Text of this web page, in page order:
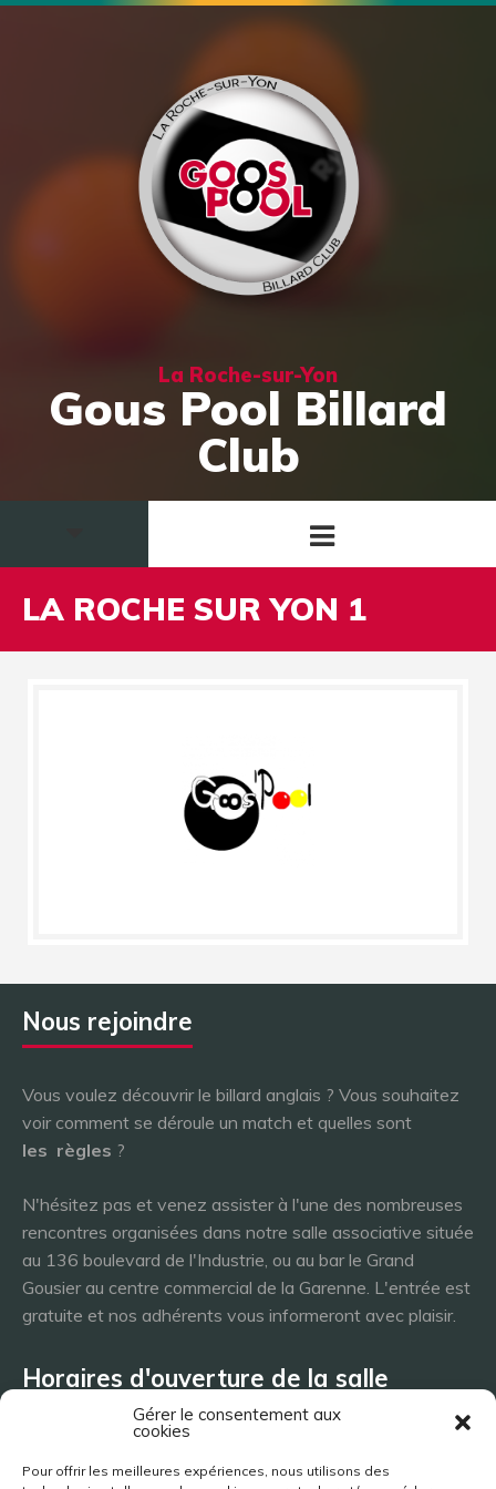
Gérer le consentement aux
cookies
Pour offrir les meilleures expériences, nous utilisons des
La Roche-sur-Yon
Gous Pool Billard
Club
LA ROCHE SUR YON 1
Nous rejoindre
Vous voulez découvrir le billard anglais ? Vous souhaitez
voir comment se déroule un match et quelles sont
les règles ?
N'hésitez pas et venez assister à l'une des nombreuses
rencontres organisées dans notre salle associative située
au 136 boulevard de l'Industrie, ou au bar le Grand
Gousier au centre commercial de la Garenne. L'entrée est
gratuite et nos adhérents vous informeront avec plaisir.
Horaires d'ouverture de la salle
Mardi 8h - 23h